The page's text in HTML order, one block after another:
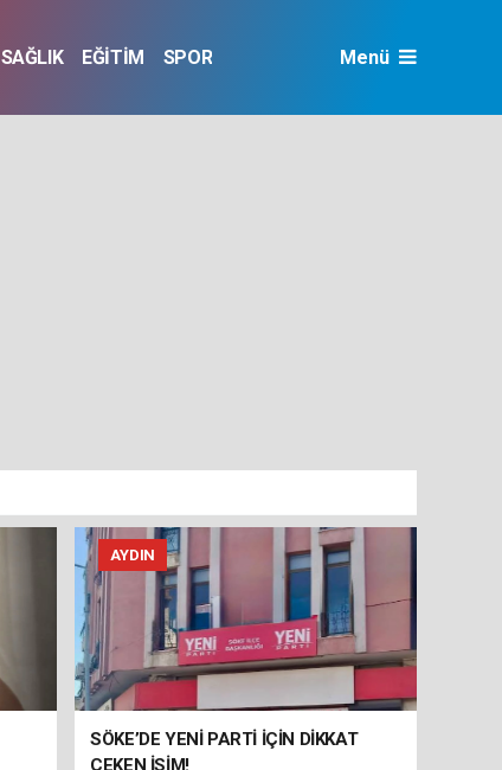
SAĞLIK EĞİTİM SPOR Menü
AYDIN
SÖKE’DE YENİ PARTİ İÇİN DİKKAT
ÇEKEN İSİM!